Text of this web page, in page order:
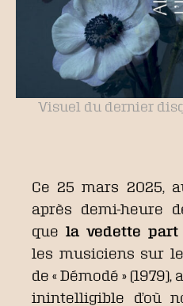
Visuel du dernier
Ce 25 mars 2025,
après demi-heure
que la vedette part
les musiciens sur
de « Démodé »
inintelligible d’où